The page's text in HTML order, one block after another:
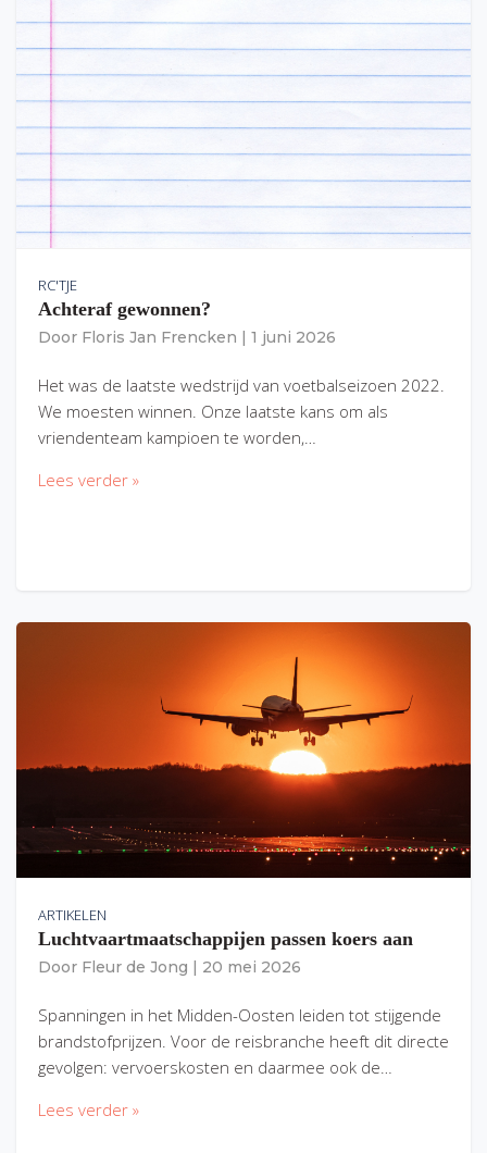
RC'TJE
Achteraf gewonnen?
Door Floris Jan Frencken 1 juni 2026
Het was de laatste wedstrijd van voetbalseizoen 2022.
We moesten winnen. Onze laatste kans om als
vriendenteam kampioen te worden,…
Lees verder »
ARTIKELEN
Luchtvaartmaatschappijen passen koers aan
Door Fleur de Jong 20 mei 2026
Spanningen in het Midden-Oosten leiden tot stijgende
brandstofprijzen. Voor de reisbranche heeft dit directe
gevolgen: vervoerskosten en daarmee ook de…
Lees verder »